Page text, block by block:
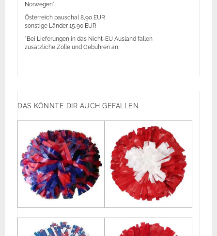
Norwegen*.
Österreich pauschal 8,90 EUR
sonstige Länder 15,90 EUR
*Bei Lieferungen in das Nicht-EU Ausland fallen
zusätzliche Zölle und Gebühren an.
DAS KÖNNTE DIR AUCH GEFALLEN